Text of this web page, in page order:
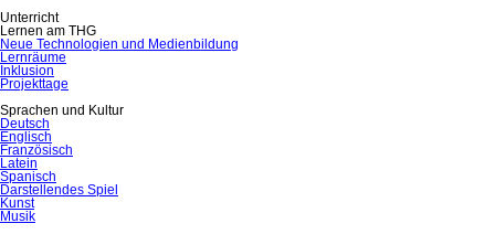
Unterricht
Lernen am THG
Neue Technologien und Medienbildung
Lernräume
Inklusion
Projekttage
Sprachen und Kultur
Deutsch
Englisch
Französisch
Latein
Spanisch
Darstellendes Spiel
Kunst
Musik